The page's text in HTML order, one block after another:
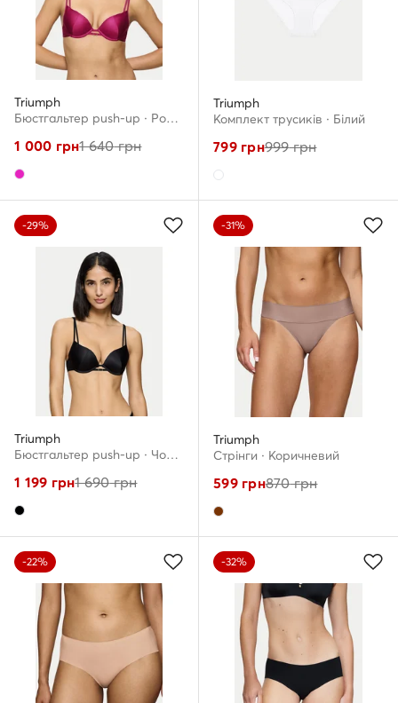
Triumph
Бюстгальтер push-up · Рожевий
1 000 грн1 640грн
Triumph
Комплект трусиків · Білий
799грн999грн
-29%
Triumph
Бюстгальтер push-up · Чорний
1 199 грн1 690грн
-31%
Triumph
Стрінги · Коричневий
599грн870грн
-22% -32%